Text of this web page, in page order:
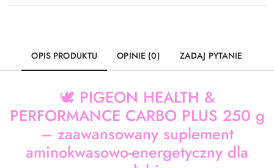
OPIS PRODUKTU OPINIE (0) ZADAJ PYTANIE
🕊️ PIGEON HEALTH &
PERFORMANCE CARBO PLUS 250 g
– zaawansowany suplement
aminokwasowo-energetyczny dla